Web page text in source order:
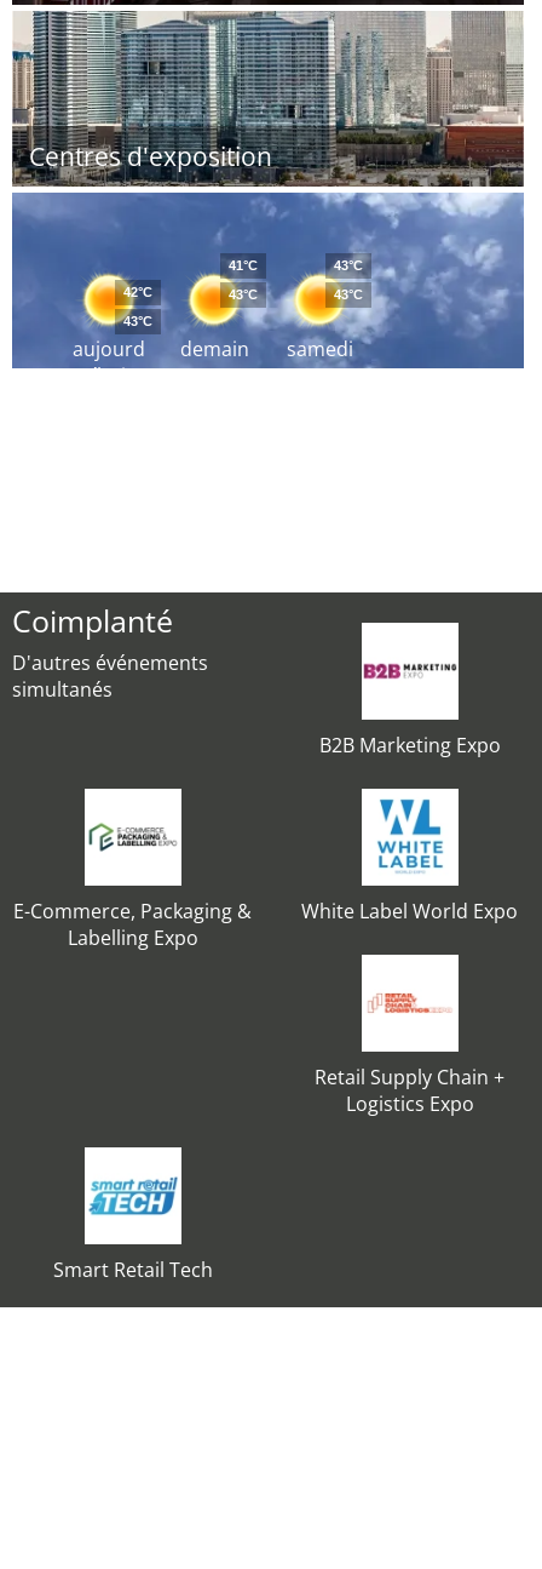
Centres d'exposition
aujourd
´hui
42°C
43°C
demain
41°C
43°C
samedi
43°C
43°C
Coimplanté
D'autres événements
simultanés
B2B Marketing Expo
E-Commerce, Packaging &
Labelling Expo
White Label World Expo
Retail Supply Chain +
Logistics Expo
Smart Retail Tech